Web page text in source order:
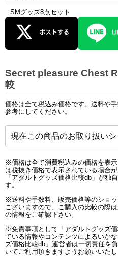
SMグッズ8点セット
Secret pleasure Chest
較
価格は全て税込み価格です。送料や
参考にしてください。
現在この商品のお取り扱いシ
※価格は全て消費税込みの価格を表
は税抜き価格で表示されている場合
「アダルトグッズ価格比較db」が独
す。
※送料や手数料、販売価格等のショ
ございますので、ご購入の比較の際
の情報をご確認下さい。
※免責事項として「アダルトグッズ
ている情報やコンテンツによるいか
ズ価格比較db」運営者は一切責任を
いてご利用頂きますようお願いいたし